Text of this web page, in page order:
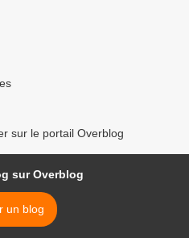
sur le portail Overblog
sur Overblog
un blog